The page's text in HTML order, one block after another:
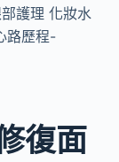
護理 化妝水
路歷程-
復面